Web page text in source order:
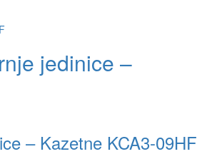
jedinice –
– Kazetne KCA3-09HF